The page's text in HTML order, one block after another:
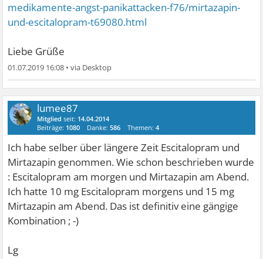
medikamente-angst-panikattacken-f76/mirtazapin-
und-escitalopram-t69080.html
Liebe Grüße
01.07.2019 16:08 •
lumee87
Mitglied seit: 14.04.2014
Beiträge: 1080 Danke:586 Themen:4
Ich habe selber über längere Zeit Escitalopram und
Mirtazapin genommen. Wie schon beschrieben wurde
: Escitalopram am morgen und Mirtazapin am Abend.
Ich hatte 10 mg Escitalopram morgens und 15 mg
Mirtazapin am Abend. Das ist definitiv eine gängige
Kombination ; -)
Lg